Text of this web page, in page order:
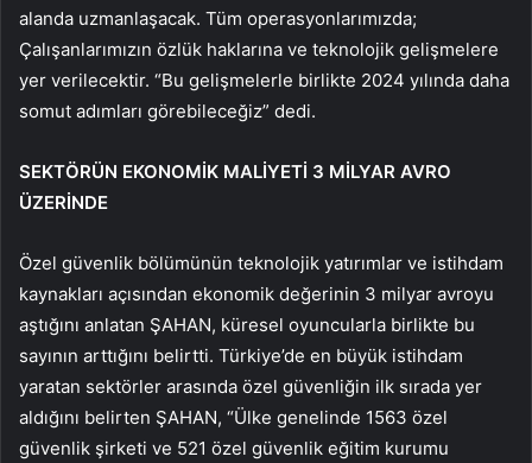
alanda uzmanlaşacak. Tüm operasyonlarımızda;
Çalışanlarımızın özlük haklarına ve teknolojik gelişmelere
yer verilecektir. “Bu gelişmelerle birlikte 2024 yılında daha
somut adımları görebileceğiz” dedi.
SEKTÖRÜN EKONOMİK MALİYETİ 3 MİLYAR AVRO
ÜZERİNDE
Özel güvenlik bölümünün teknolojik yatırımlar ve istihdam
kaynakları açısından ekonomik değerinin 3 milyar avroyu
aştığını anlatan ŞAHAN, küresel oyuncularla birlikte bu
sayının arttığını belirtti. Türkiye’de en büyük istihdam
yaratan sektörler arasında özel güvenliğin ilk sırada yer
aldığını belirten ŞAHAN, “Ülke genelinde 1563 özel
güvenlik şirketi ve 521 özel güvenlik eğitim kurumu